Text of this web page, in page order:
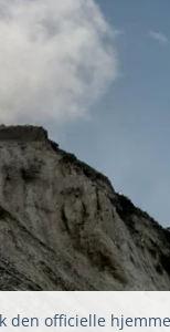
den officielle